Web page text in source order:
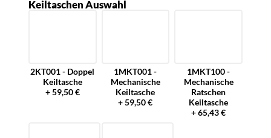
Keiltaschen Auswahl
2KT001 - Doppel
Keiltasche
+ 59,50 €
1MKT001 -
Mechanische
Keiltasche
+ 59,50 €
1MKT100 -
Mechanische
Ratschen
Keiltasche
+ 65,43 €